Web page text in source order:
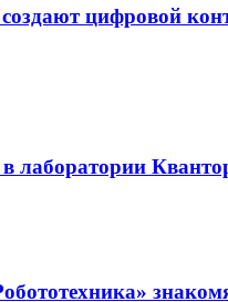
цифровой
лаборатории